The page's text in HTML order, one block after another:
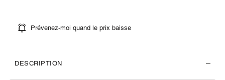
Prévenez-moi quand le prix baisse
DESCRIPTION